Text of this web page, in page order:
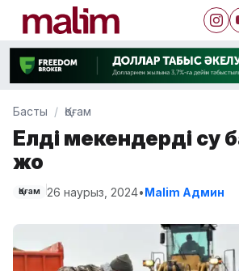
Басты Қоғам
Елді мекендерді су
жоқ
Қоғам 26 наурыз, 2024•Malim Админ